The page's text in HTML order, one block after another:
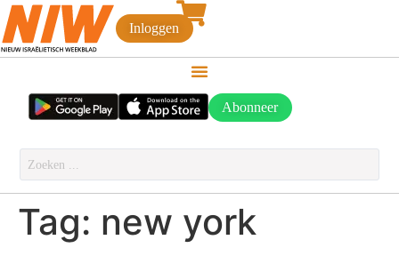
Inloggen
Abonneer
Tag: new york